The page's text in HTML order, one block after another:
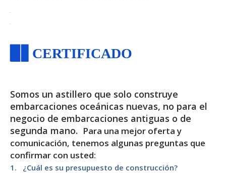
CERTIFICADO
Somos un astillero que solo construye
embarcaciones oceánicas nuevas, no para el
negocio de embarcaciones antiguas o de
segunda mano. Para una mejor oferta y
comunicación, tenemos algunas preguntas que
confirmar con usted:
1. ¿Cuál es su presupuesto de construcción?